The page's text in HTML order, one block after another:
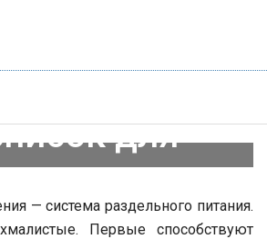
для
— система раздельного питания.
Первые способствуют